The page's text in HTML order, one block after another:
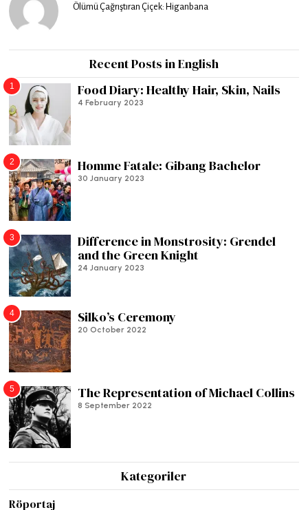
Ölümü Çağrıştıran Çiçek: Higanbana
Recent Posts in English
1 Food Diary: Healthy Hair, Skin, Nails
4 February 2023
2 Homme Fatale: Gibang Bachelor
30 January 2023
3
Difference in Monstrosity: Grendel
and the Green Knight
24 January 2023
4 Silko’s Ceremony
20 October 2022
5 The Representation of Michael Collins
8 September 2022
Kategoriler
Röportaj